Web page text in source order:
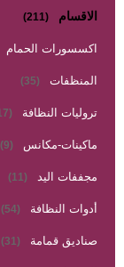
الاقسام (211)
اكسسورات الحمام
المنظفات (35)
تروليات النظافة (17)
ماكينات-مكانس (9)
مجففات اليد (11)
أدوات النظافة (54)
صناديق قمامة (31)